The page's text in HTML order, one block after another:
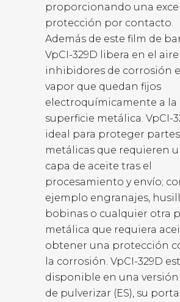
proporcionando una
protección por contacto.
Además de este film de
VpCI-329D libera en el aire
inhibidores de corrosión
vapor que quedan fijos
electroquímicamente a la
superficie metálica. VpCI-
ideal para proteger partes
metálicas que requieren
capa de aceite tras el
procesamiento y envío;
ejemplo engranajes,
bobinas o cualquier otra
metálica que requiera
obtener una protección
la corrosión. VpCI-329D
disponible en una versión
de pulverizar (ES), su